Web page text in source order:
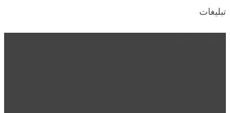
تبلیغات